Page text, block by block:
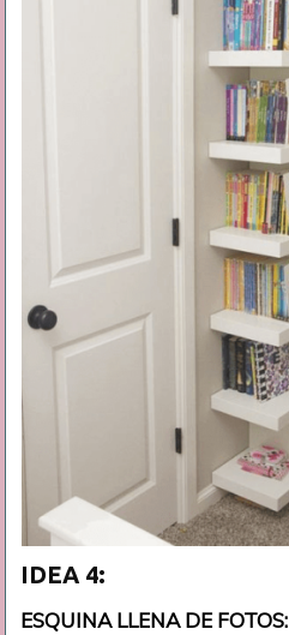
IDEA 4:
ESQUINA LLENA DE FOTOS: